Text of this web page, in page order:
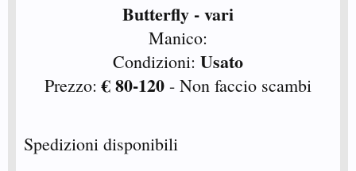
Butterfly - vari
Manico:
Condizioni: Usato
Prezzo:€ 80-120 - Non faccio scambi
Spedizioni disponibili